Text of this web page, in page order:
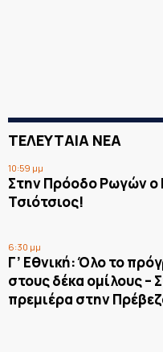
ΤΕΛΕΥΤΑΙΑ ΝΕΑ
10:59 μμ
Στην Πρόοδο Ρωγών ο
Τσιότσιος!
6:30 μμ
Γ’ Εθνική: Όλο το
στους δέκα ομίλους –
πρεμιέρα στην